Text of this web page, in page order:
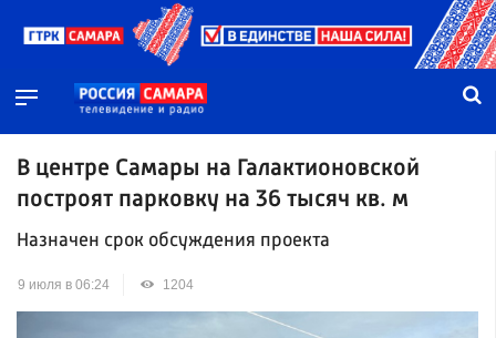
В центре Самары на Галактионовской
построят парковку на 36 тысяч кв. м
Назначен срок обсуждения проекта
9 июля в 06:24 1204